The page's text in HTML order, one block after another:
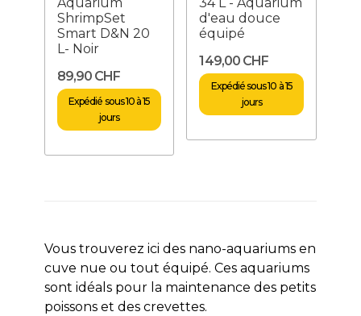
ShrimpSet
Smart D&N 20
L- Noir
89,90 CHF
Expédié sous 10 à 15
jours
d'eau douce
équipé
149,00 CHF
Expédié sous 10 à 15
jours
Vous trouverez ici des nano-aquariums en
cuve nue ou tout équipé. Ces aquariums
sont idéals pour la maintenance des petits
poissons et des crevettes.